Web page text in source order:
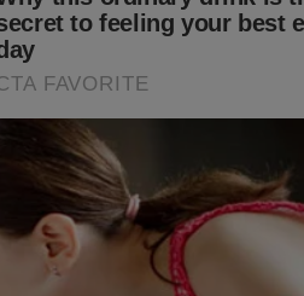
coragem de noticiar.
políticos e empresários
Master – O Caso Blindando
estar em circulação. O "sistema",
editora liberou o
FRETE GRÁTIS
Não perca essa